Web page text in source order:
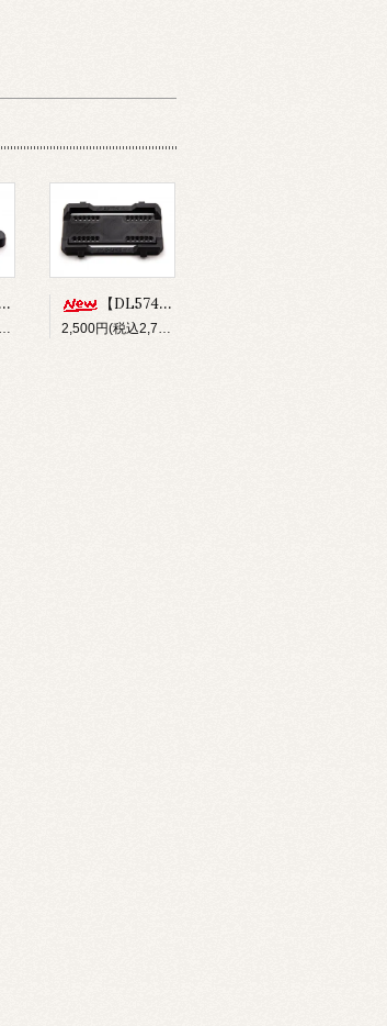
2,800円(税込3,080円)
【DL574】ショートバッテリーホルダー(for Re-R HYBRID)
2,500円(税込2,750円)